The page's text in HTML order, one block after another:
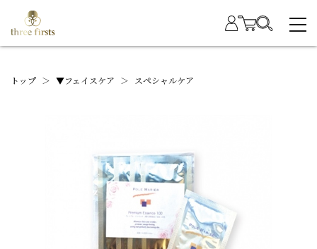
トップ ＞ ▼フェイスケア ＞ スペシャルケア